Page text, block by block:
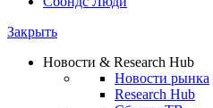
Сбондс-ТВ
Надстройка XLS
Сбондс Люди